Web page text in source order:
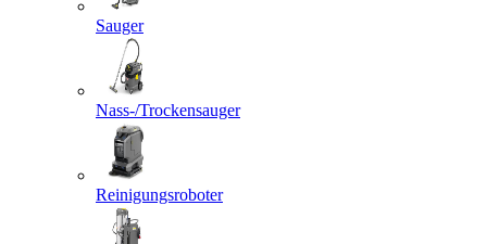
Sauger
Nass-/Trockensauger
Reinigungsroboter